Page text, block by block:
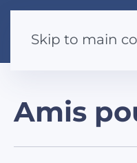
Skip to main
Amis